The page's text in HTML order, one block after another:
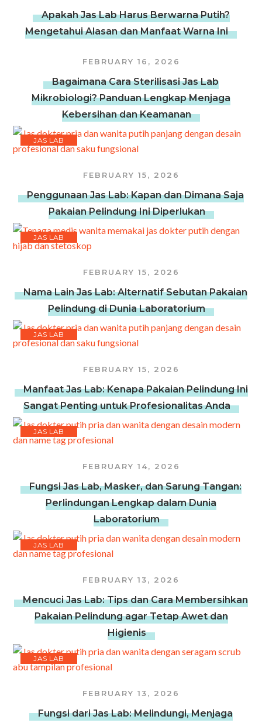
Apakah Jas Lab Harus Berwarna Putih?
Mengetahui Alasan dan Manfaat Warna Ini
FEBRUARY 16, 2026
Bagaimana Cara Sterilisasi Jas Lab
Mikrobiologi? Panduan Lengkap Menjaga
Kebersihan dan Keamanan
JAS LAB
FEBRUARY 15, 2026
Penggunaan Jas Lab: Kapan dan Dimana Saja
Pakaian Pelindung Ini Diperlukan
JAS LAB
FEBRUARY 15, 2026
Nama Lain Jas Lab: Alternatif Sebutan Pakaian
Pelindung di Dunia Laboratorium
JAS LAB
FEBRUARY 15, 2026
Manfaat Jas Lab: Kenapa Pakaian Pelindung Ini
Sangat Penting untuk Profesionalitas Anda
JAS LAB
FEBRUARY 14, 2026
Fungsi Jas Lab, Masker, dan Sarung Tangan:
Perlindungan Lengkap dalam Dunia
Laboratorium
JAS LAB
FEBRUARY 13, 2026
Mencuci Jas Lab: Tips dan Cara Membersihkan
Pakaian Pelindung agar Tetap Awet dan
Higienis
JAS LAB
FEBRUARY 13, 2026
Fungsi dari Jas Lab: Melindungi, Menjaga